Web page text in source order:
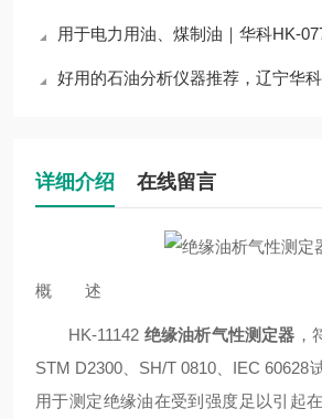
用于电力用油、煤制油｜华科HK-0771 快速倾凝点测
好用的石油分析仪器推荐，辽宁华科HK-
详细介绍 在线留言
概 述
HK-11142 绝缘油析气性测定器 ，
STM D2300
SH/T 0810 IEC 60628
用于测定绝缘油在受到强度足以引起